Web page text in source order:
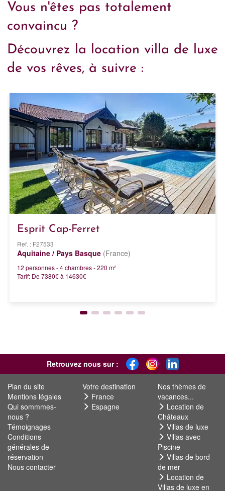
Vous n'êtes pas totalement
convaincu ?
Découvrez la location villa de luxe
de vos rêves, à suivre :
Esprit Cap-Ferret
Ref. : F27533
Aquitaine / Pays Basque (France)
12 personnes - 4 chambres - 220 m²
Tarif: De 7380€ à 14630€
Retrouvez nous sur :
Plan du site
Mentions légales
Qui sommmes-
nous ?
Témoignages
Conditions
générales de
réservation
Nous contacter
Votre destination
France
Espagne
Nos thèmes de
vacances...
Location de
Châteaux
Villas de luxe
Villas avec
Piscine
Villas de bord
de mer
Location de
Villas de luxe en